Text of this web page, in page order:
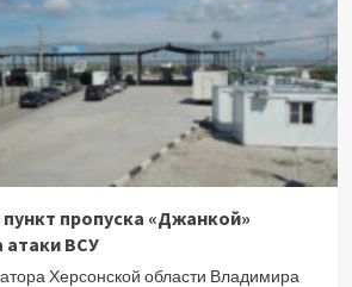
пропуска «Джанкой»
атаки ВСУ
Херсонской области Владимира